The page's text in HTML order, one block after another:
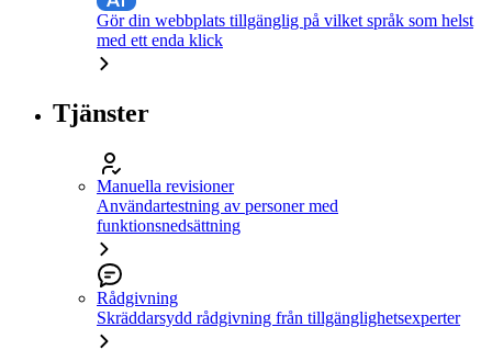
Gör din webbplats tillgänglig på vilket språk som helst
med ett enda klick
Tjänster
Manuella revisioner
Användartestning av personer med
funktionsnedsättning
Rådgivning
Skräddarsydd rådgivning från tillgänglighetsexperter